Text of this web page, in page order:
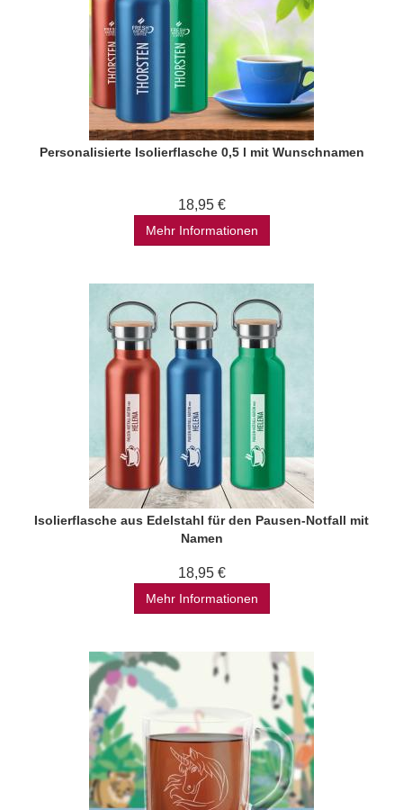
Personalisierte Isolierflasche 0,5 l mit Wunschnamen
18,95 €
Mehr Informationen
Isolierflasche aus Edelstahl für den Pausen-Notfall mit
Namen
18,95 €
Mehr Informationen